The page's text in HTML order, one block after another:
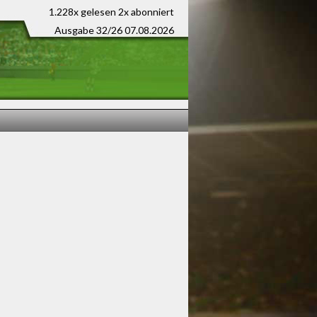
1.228x gelesen 2x abonniert
Ausgabe 32/26 07.08.2026